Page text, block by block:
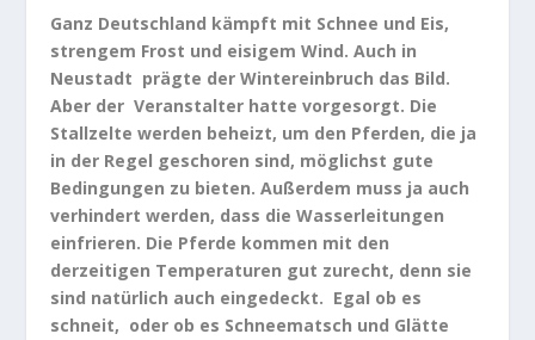
Ganz Deutschland kämpft mit Schnee und Eis,
strengem Frost und eisigem Wind. Auch in
Neustadt prägte der Wintereinbruch das Bild.
Aber der Veranstalter hatte vorgesorgt. Die
Stallzelte werden beheizt, um den Pferden, die ja
in der Regel geschoren sind, möglichst gute
Bedingungen zu bieten. Außerdem muss ja auch
verhindert werden, dass die Wasserleitungen
einfrieren. Die Pferde kommen mit den
derzeitigen Temperaturen gut zurecht, denn sie
sind natürlich auch eingedeckt. Egal ob es
schneit, oder ob es Schneematsch und Glätte